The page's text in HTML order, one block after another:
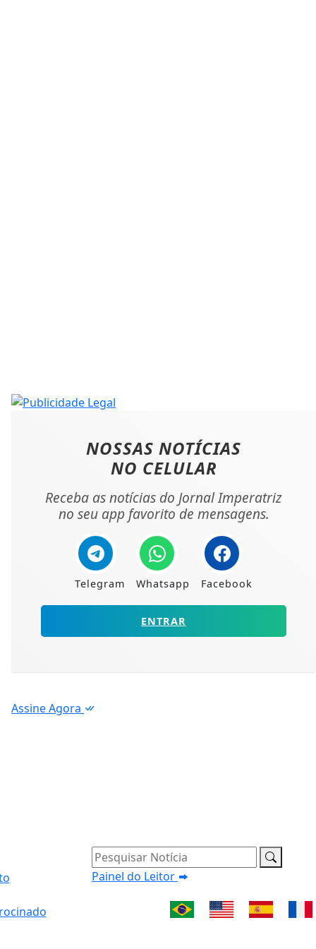
NOSSAS NOTÍCIAS
NO CELULAR
Receba as notícias do Jornal Imperatriz
no seu app favorito de mensagens.
Telegram Whatsapp Facebook
ENTRAR
Assine Agora
Pesquisar Notícia
Painel do Leitor